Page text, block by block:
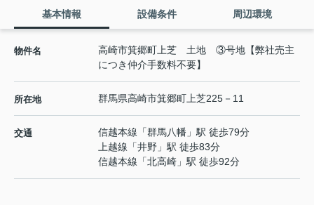
基本情報 設備条件 周辺環境
物件名
高崎市箕郷町上芝 土地 ③号地【弊社売主
につき仲介手数料不要】
所在地 群馬県高崎市箕郷町上芝225－11
交通 信越本線 「群馬八幡 」駅 徒歩79分
上越線 「井野 」駅 徒歩83分
信越本線 「北高崎 」駅 徒歩92分